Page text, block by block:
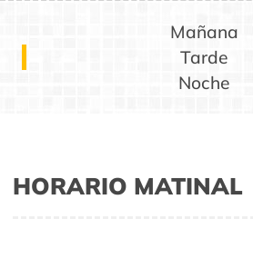
Mañana
Tarde
Noche
HORARIO MATINAL